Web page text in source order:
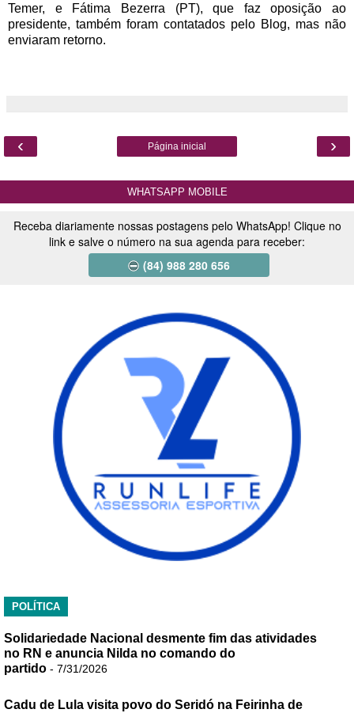
Temer, e Fátima Bezerra (PT), que faz oposição ao
presidente, também foram contatados pelo Blog, mas não
enviaram retorno.
‹ ›
Página inicial
WHATSAPP MOBILE
Receba diariamente nossas postagens pelo WhatsApp! Clique no
link e salve o número na sua agenda para receber:
(84) 988 280 656
POLÍTICA
Solidariedade Nacional desmente fim das atividades
no RN e anuncia Nilda no comando do
partido - 7/31/2026
Cadu de Lula visita povo do Seridó na Feirinha de